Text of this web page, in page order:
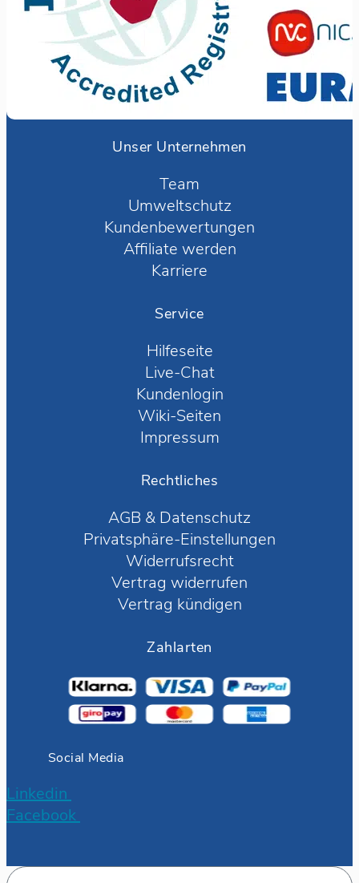
Unser Unternehmen
Team
Umweltschutz
Kundenbewertungen
Affiliate werden
Karriere
Service
Hilfeseite
Live-Chat
Kundenlogin
Wiki-Seiten
Impressum
Rechtliches
AGB & Datenschutz
Privatsphäre-Einstellungen
Widerrufsrecht
Vertrag widerrufen
Vertrag kündigen
Zahlarten
Social Media
Linkedin
Facebook